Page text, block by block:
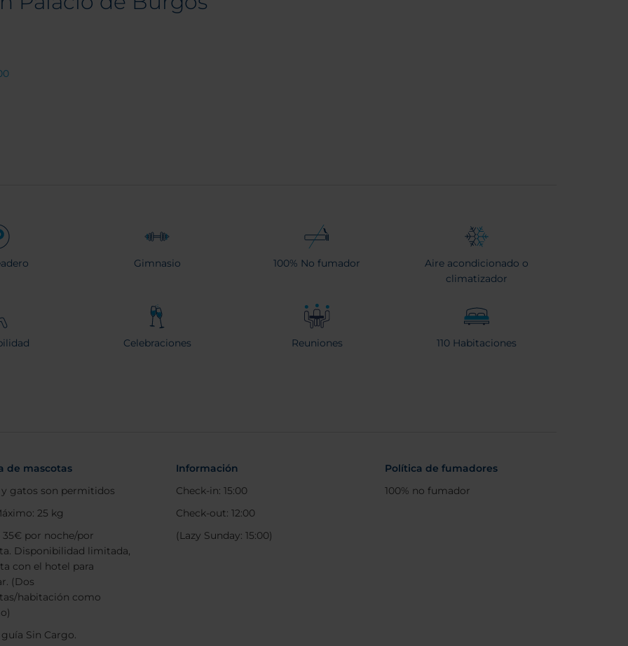
Gimnasio 100% No fumador
Aire acondicionado o
climatizador
Celebraciones Reuniones 110 Habitaciones
de mascotas
y gatos son permitidos
25 kg
35€ por noche/por
Disponibilidad limitada,
con el hotel para
(Dos
habitación como
Sin Cargo.
Información
Check-in: 15:00
Check-out: 12:00
(Lazy Sunday: 15:00)
Política de fumadores
100% no fumador